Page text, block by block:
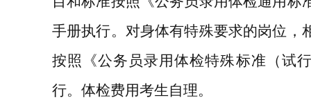
手册执行。对身体有特殊要求的岗位，
按照《公务员录用体检特殊标准（试
行。体检费用考生自理。